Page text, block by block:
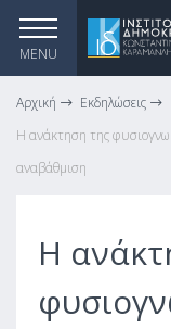
MENU
Αρχική
Εκδηλώσεις
Η ανάκτηση της
αναβάθμιση
Η